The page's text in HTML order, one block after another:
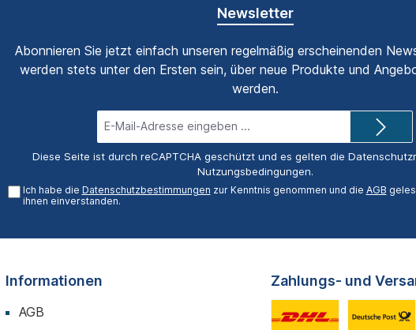
Newsletter
Abonnieren Sie jetzt einfach unseren regelmäßig erscheinenden
werden stets unter den Ersten sein, über neue Produkte und
werden.
Mail-
Adresse*
Diese Seite ist durch reCAPTCHA geschützt und es gelten die
Nutzungsbedingungen.
Ich habe die Datenschutzbestimmungen zur Kenntnis genommen und die AGB
ihnen einverstanden.
Informationen
AGB
Zahlungs- und